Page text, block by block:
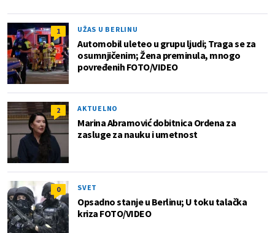
1 UŽAS U BERLINU
Automobil uleteo u grupu ljudi; Traga se za
osumnjičenim; Žena preminula, mnogo
povređenih FOTO/VIDEO
2 AKTUELNO
Marina Abramović dobitnica Ordena za
zasluge za nauku i umetnost
0 SVET
Opsadno stanje u Berlinu; U toku talačka
kriza FOTO/VIDEO